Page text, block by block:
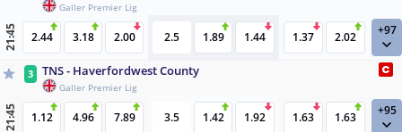
Galler Premier Lig
21:45 2.44 3.18 2.00 2.5 1.89 1.44 1.37 2.02 +97
3 TNS - Haverfordwest County
Galler Premier Lig
21:45 1.12 4.96 7.89 3.5 1.42 1.92 1.63 1.63 +95